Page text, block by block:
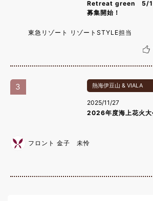
Retreat green 5/
募集開始！
東急リゾート リゾートSTYLE担当
3 熱海伊豆山 & VIALA
2025/11/27
2026年度海上花火大
フロント 金子 未怜